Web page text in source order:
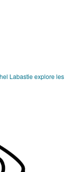
Labastie explore les